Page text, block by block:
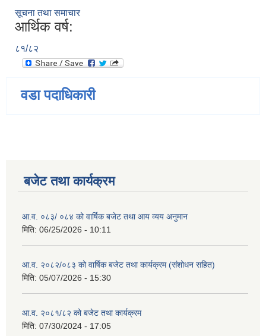
सूचना तथा समाचार
आर्थिक वर्ष:
८१/८२
वडा पदाधिकारी
बजेट तथा कार्यक्रम
आ.व. ०८३/ ०८४ को वार्षिक बजेट तथा आय व्यय अनुमान
मिति: 06/25/2026 - 10:11
आ.व. २०८२/०८३ को वार्षिक बजेट तथा कार्यक्रम (संशोधन सहित)
मिति: 05/07/2026 - 15:30
आ.व. २०८१/८२ को बजेट तथा कार्यक्रम
मिति: 07/30/2024 - 17:05